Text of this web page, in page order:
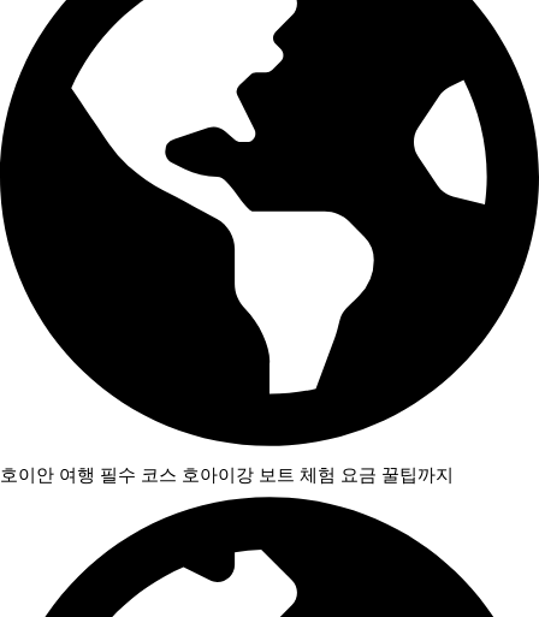
호이안 여행 필수 코스 호아이강 보트 체험 요금 꿀팁까지